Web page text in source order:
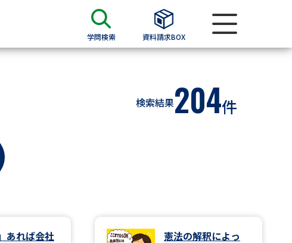
学問検索 資料請求BOX
＆願書
求
検索結果204件
あれば会社
憲法の解釈によっ